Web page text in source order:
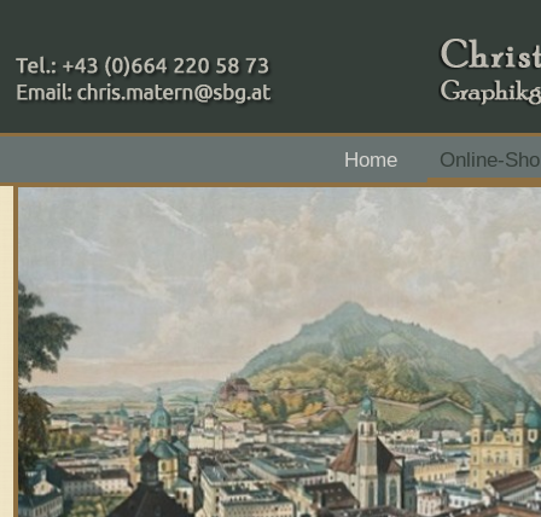
+43 (0)664 220 58 73
Home
Online-
Zahlungsmethoden: RAIBA - Flachgau Mitte - IBAN